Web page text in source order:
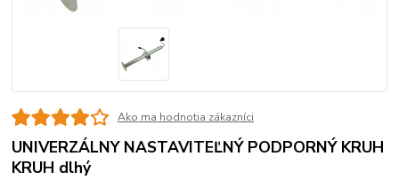
Ako ma hodnotia zákazníci
UNIVERZÁLNY NASTAVITEĽNÝ PODPORNÝ KRUH
KRUH dlhý